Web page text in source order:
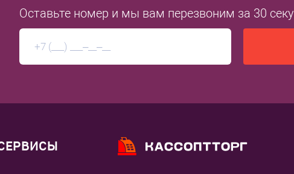
Оставьте номер и мы вам перезвоним за 30